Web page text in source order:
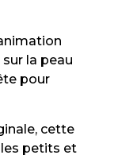
la peau
pour
cette
petits et